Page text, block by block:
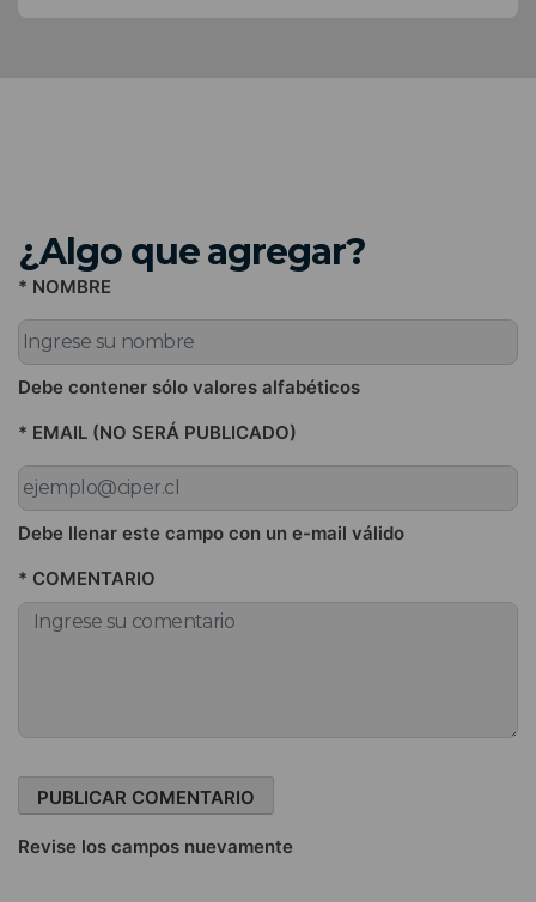
¿Algo que agregar?
* NOMBRE
Debe contener sólo valores alfabéticos
* EMAIL (NO SERÁ PUBLICADO)
Debe llenar este campo con un e-mail válido
* COMENTARIO
Revise los campos nuevamente